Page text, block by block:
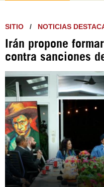
https://
https://
SITIO / NOTICIAS
Irán propone
contra sanciones de